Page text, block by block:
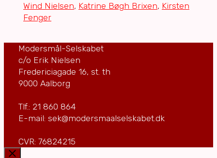
Wind Nielsen, Katrine Bøgh Brixen, Kirsten
Fenger
Modersmål-Selskabet
c/o Erik Nielsen
Fredericiagade 16, st. th
9000 Aalborg
Tlf.: 21 860 864
E-mail: sek@modersmaalselskabet.dk
CVR: 76824215